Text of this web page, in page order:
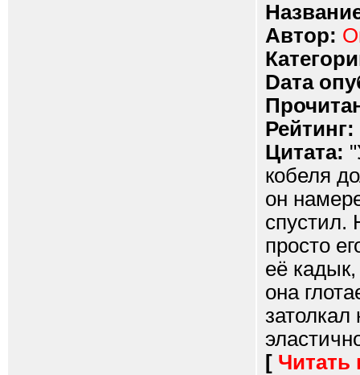
Автор:
Dата
Рейтинг:
Цитата:
кобеля
он
спустил.
просто
её
она
затолкал
[ Читать